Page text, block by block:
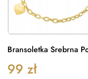
Bransoletka Srebrna
99 zł